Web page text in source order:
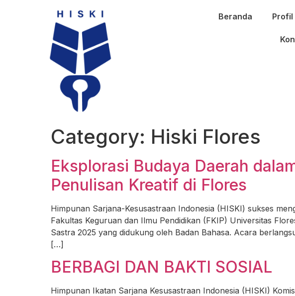
Beranda Profil
Category: Hiski Flores
Eksplorasi Budaya Daerah
Penulisan Kreatif di Flores
Himpunan Sarjana-Kesusastraan Indonesia (HISKI) sukses
Fakultas Keguruan dan Ilmu Pendidikan (FKIP) Universitas
Sastra 2025 yang didukung oleh Badan Bahasa. Acara
[…]
BERBAGI DAN BAKTI SOSIAL
Himpunan Ikatan Sarjana Kesusastraan Indonesia (HISKI)